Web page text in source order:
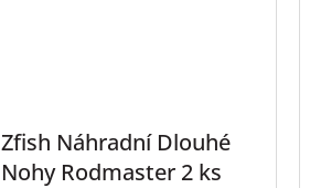
Zfish Náhradní Dlouhé
Nohy Rodmaster 2 ks